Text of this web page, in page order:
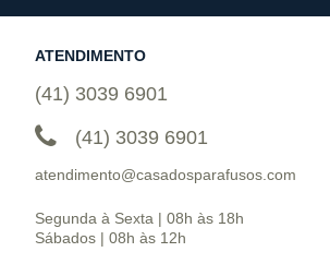
ATENDIMENTO
(41) 3039 6901
(41) 3039 6901
atendimento@casadosparafusos.com
Segunda à Sexta | 08h às 18h
Sábados | 08h às 12h